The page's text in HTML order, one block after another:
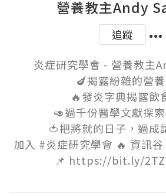
營養教主Andy
追蹤
炎症研究學會 - 營養教主
🍆揭露紛雜的營
🔥發炎字典揭露飲
🥑過千份醫學文獻探
🍅把將就的日子，過成
加入 #炎症研究學會 🔥 資訊
📌 https://bit.ly/